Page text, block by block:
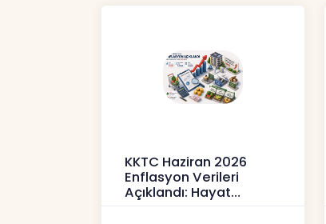
KKTC Haziran 2026
Enflasyon Verileri
Açıklandı: Hayat